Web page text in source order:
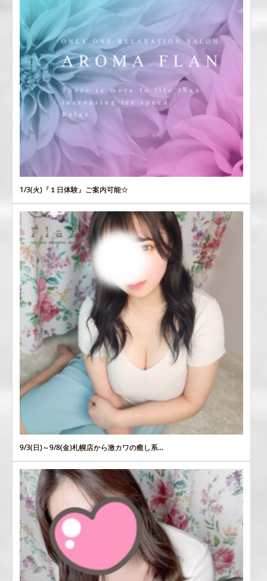
1/3(火)『１日体験』ご案内可能☆
9/3(日)～9/8(金)札幌店から激カワの癒し系...